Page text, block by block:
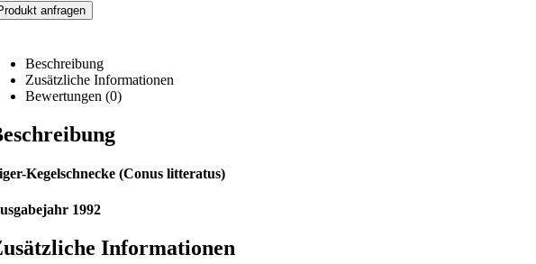
anfragen
Beschreibung
Zusätzliche Informationen
Bewertungen (0)
Kegelschnecke (Conus litteratus)
1992
Informationen